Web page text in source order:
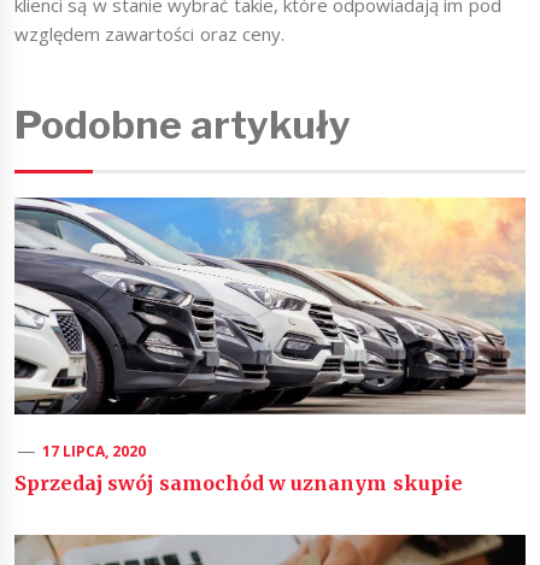
względem zawartości oraz ceny.
Podobne artykuły
17 LIPCA, 2020
Sprzedaj swój samochód w uznanym skupie